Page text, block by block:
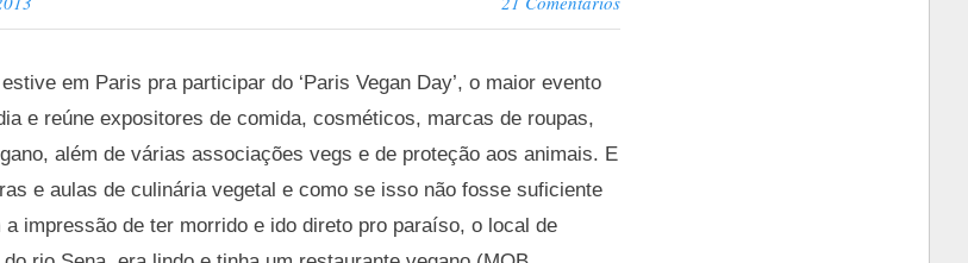
em Paris pra participar do ‘Paris Vegan Day’, o maior evento
e reúne expositores de comida, cosméticos, marcas de roupas,
além de várias associações vegs e de proteção aos animais. E
e aulas de culinária vegetal e como se isso não fosse suficiente
impressão de ter morrido e ido direto pro paraíso, o local de